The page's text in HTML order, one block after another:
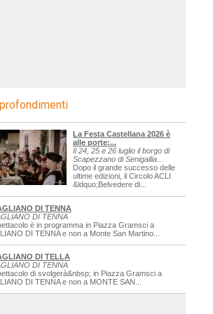
La Festa Castellana 2026 è
alle porte:...
Il 24, 25 e 26 luglio il borgo di
Scapezzano di Senigallia...
Dopo il grande successo delle
ultime edizioni, il Circolo ACLI
&ldquo;Belvedere di...
DI TENNA
DI TENNA
è in programma in Piazza Gramsci a
DI TENNA e non a Monte San Martino...
DI TELLA
DI TENNA
di svolgerà&nbsp; in Piazza Gramsci a
DI TENNA e non a MONTE SAN...